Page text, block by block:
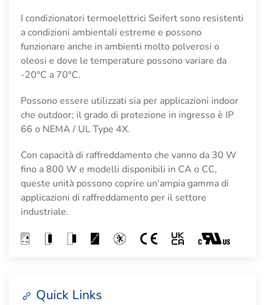
I condizionatori termoelettrici Seifert sono resistenti
a condizioni ambientali estreme e possono
funzionare anche in ambienti molto polverosi o
oleosi e dove le temperature possono variare da
-20°C a 70°C.
Possono essere utilizzati sia per applicazioni indoor
che outdoor; il grado di protezione in ingresso è IP
66 o NEMA / UL Type 4X.
Con capacità di raffreddamento che vanno da 30 W
fino a 800 W e modelli disponibili in CA o CC,
queste unità possono coprire un'ampia gamma di
applicazioni di raffreddamento per il settore
industriale.
Quick Links